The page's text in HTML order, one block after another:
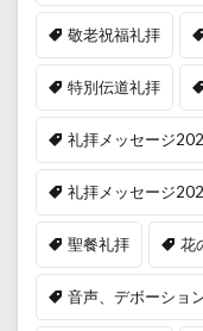
敬老祝福礼拝
特別伝道礼拝
礼拝メッセージ
礼拝メッセージ
聖餐礼拝 花
音声、デボーショ